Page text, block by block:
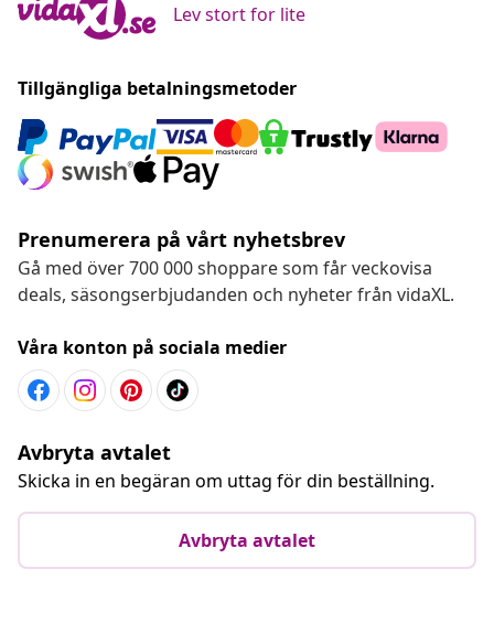
Lev stort for lite
Tillgängliga betalningsmetoder
Prenumerera på vårt nyhetsbrev
Gå med över 700 000 shoppare som får veckovisa
deals, säsongserbjudanden och nyheter från vidaXL.
Våra konton på sociala medier
Avbryta avtalet
Skicka in en begäran om uttag för din beställning.
Avbryta avtalet